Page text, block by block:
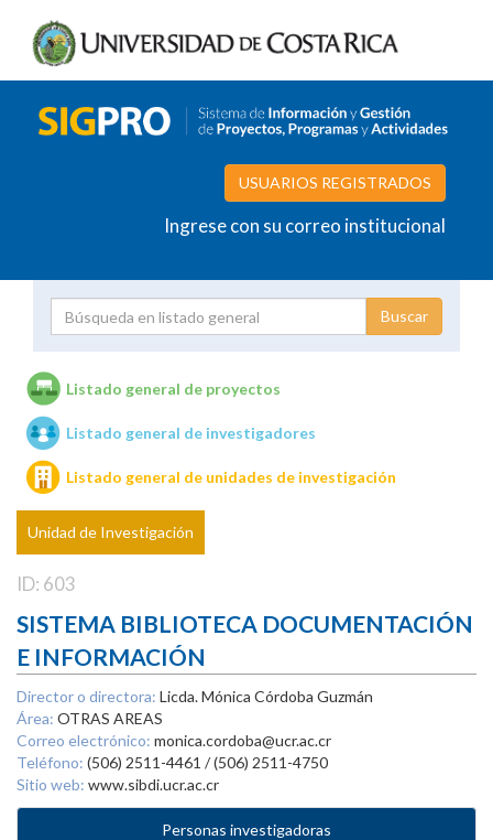
USUARIOS REGISTRADOS
Ingrese con su correo institucional
Unidades de investigación
Listado general de proyectos
Listado general de investigadores
Listado general de unidades de investigación
Unidad de Investigación
ID: 603
SISTEMA BIBLIOTECA DOCUMENTACIÓN
E INFORMACIÓN
Director o directora: Licda. Mónica Córdoba Guzmán
Área: OTRAS AREAS
Correo electrónico: monica.cordoba@ucr.ac.cr
Teléfono: (506) 2511-4461 / (506) 2511-4750
Sitio web: www.sibdi.ucr.ac.cr
Personas investigadoras